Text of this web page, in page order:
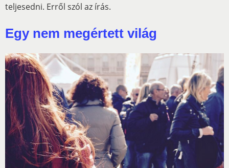
teljesedni. Erről szól az írás.
Egy nem megértett világ